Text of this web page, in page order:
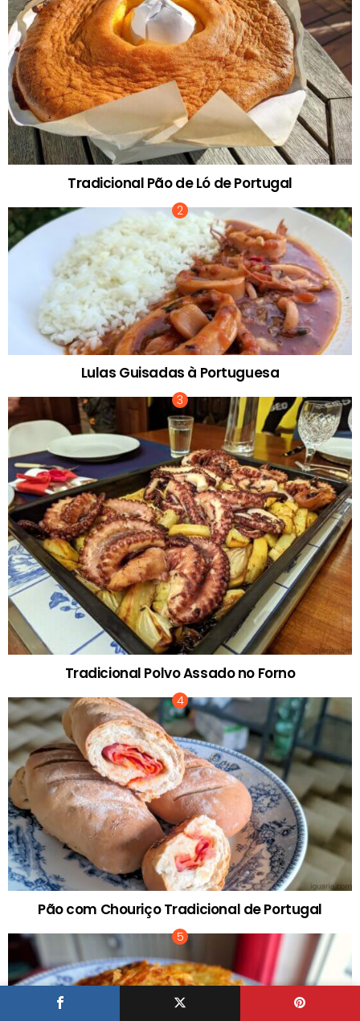
Tradicional Pão de Ló de Portugal
Lulas Guisadas à Portuguesa
Tradicional Polvo Assado no Forno
Pão com Chouriço Tradicional de Portugal